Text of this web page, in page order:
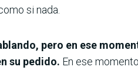
si nada.
pero en ese
su pedido. En ese